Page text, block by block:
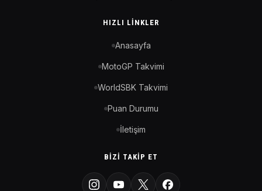
HIZLI LINKLER
Anasayfa
MotoGP Takvimi
WorldSBK Takvimi
Puan Durumu
İletişim
BIZI TAKIP ET